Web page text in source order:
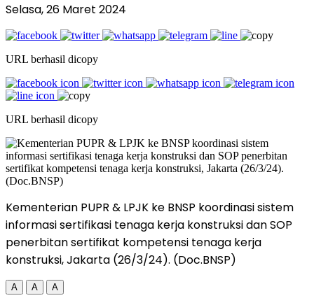
Selasa, 26 Maret 2024
URL berhasil dicopy
URL berhasil dicopy
Kementerian PUPR & LPJK ke BNSP koordinasi sistem
informasi sertifikasi tenaga kerja konstruksi dan SOP
penerbitan sertifikat kompetensi tenaga kerja
konstruksi, Jakarta (26/3/24). (Doc.BNSP)
A A A